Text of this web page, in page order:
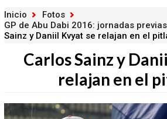
Inicio
Fotos
GP de Abu Dabi 2016: jornadas
Sainz y Daniil Kvyat se relajan en el
Carlos Sainz y
relajan en el